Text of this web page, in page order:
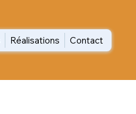
Réalisations Contact